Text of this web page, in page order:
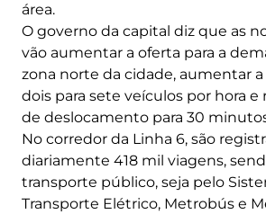
área.
O governo da capital diz que as
vão aumentar a oferta para a
zona norte da cidade, aumentar
dois para sete veículos por hora
de deslocamento para 30
No corredor da Linha 6, são
diariamente 418 mil viagens,
transporte público, seja pelo
Transporte Elétrico, Metrobús e